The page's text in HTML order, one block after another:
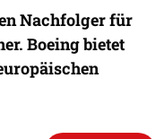
Nachfolger für
Boeing bietet